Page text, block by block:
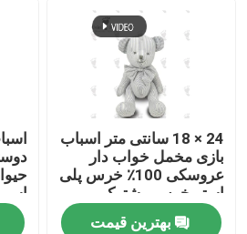
اسباب بازی های مخمل دار
اسباب بازی های پارچه ای سگ
کت نوزادی نوزاد
24 × 18 سانتی متر اسباب
بازی مخمل خواب دار
عروسکی 100٪ خرس پلی
استر خرس مشترک
عروسک خرس کودک
بهترین قیمت